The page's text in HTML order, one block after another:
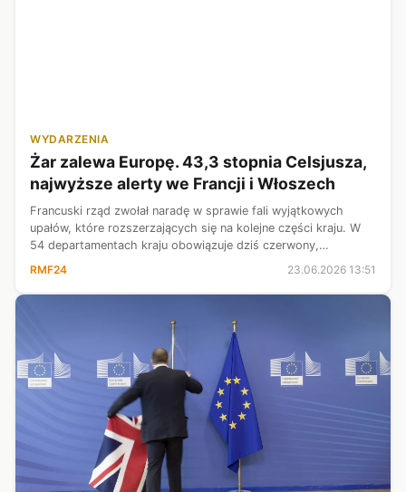
WYDARZENIA
Żar zalewa Europę. 43,3 stopnia Celsjusza,
najwyższe alerty we Francji i Włoszech
Francuski rząd zwołał naradę w sprawie fali wyjątkowych
upałów, które rozszerzających się na kolejne części kraju. W
54 departamentach kraju obowiązuje dziś czerwony,
RMF24 23.06.2026 13:51